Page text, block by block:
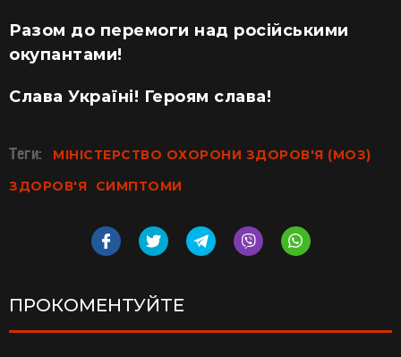
Разом до перемоги над російськими
окупантами!
Слава Україні! Героям слава!
Теги:
МІНІСТЕРСТВО ОХОРОНИ ЗДОРОВ'Я (МОЗ)
ЗДОРОВ'Я
СИМПТОМИ
ПРОКОМЕНТУЙТЕ